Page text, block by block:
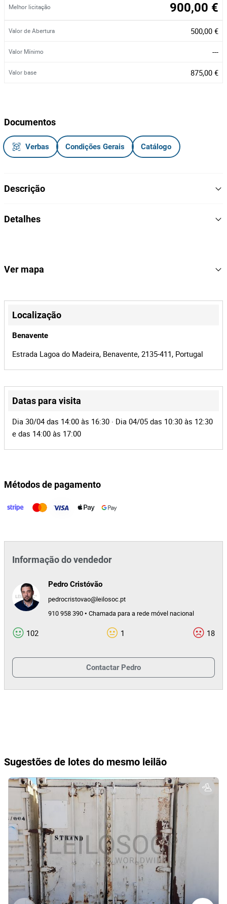
Melhor licitação 900,00 €
Valor de Abertura 500,00 €
Valor Mínimo ---
Valor base 875,00 €
Documentos
Verbas Condições Gerais Catálogo
Descrição
Detalhes
Referência
Id do leilão 40721
Id do lote
Ver mapa
+
−
Leaflet |©OpenStreetMap contributors
Localização
Benavente
Estrada Lagoa do Madeira, Benavente, 2135-411, Portugal
Datas para visita
Dia 30/04 das 14:00 às 16:30 · Dia 04/05 das 10:30 às 12:30
e das 14:00 às 17:00
Métodos de pagamento
Informação do vendedor
Pedro Cristóvão
pedrocristovao@leilosoc.pt
910 958 390 • Chamada para a rede móvel nacional
102 1 18
Contactar Pedro
Sugestões de lotes do mesmo leilão